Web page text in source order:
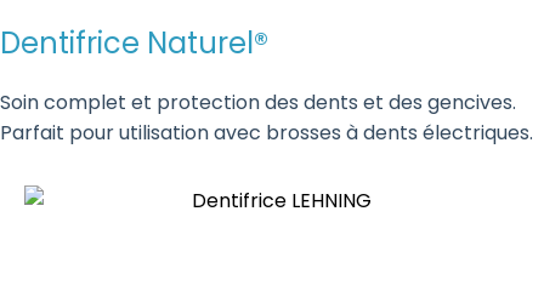
Dentifrice Naturel®
Soin complet et protection des dents et des gencives.
Parfait pour utilisation avec brosses à dents électriques.